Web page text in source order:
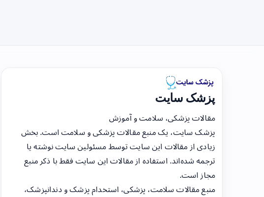
پزشک سایت
مقالات پزشکی، سلامت و آموزش
پزشک سایت، یک منبع مقالات پزشکی و سلامت است. بخش
زیادی از مقالات این سایت توسط مسئولین سایت نوشته یا
ترجمه شده‌اند. استفاده از مقالات این سایت فقط با ذکر منبع
مجاز است.
منبع مقالات سلامت، پزشکی، استخدام پزشک و دندانپزشک،